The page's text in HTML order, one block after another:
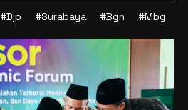
#Djp #Surabaya #Bgn #Mbg